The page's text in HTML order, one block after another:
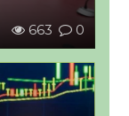
663 0